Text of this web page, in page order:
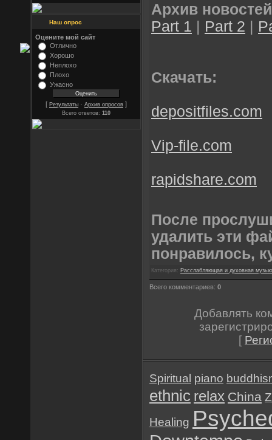
Наш опрос
Оцените мой сайт
Отлично
Хорошо
Неплохо
Плохо
Ужасно
[ Результаты · Архив опросов ]
Всего ответов: 110
Архив
Part 1 | Part 2 |
Скачать:
depositfiles.com
Vip-file.com
rapidshare.com
После
удалить эти
понравилось,
Категория: Расслабляющая и духовная
Всего комментариев: 0
Добавлять
[
Spiritual piano
ethnic relax China
Healing